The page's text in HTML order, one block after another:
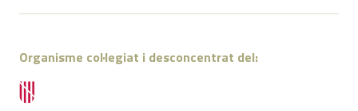
Organisme col·legiat i desconcentrat del: